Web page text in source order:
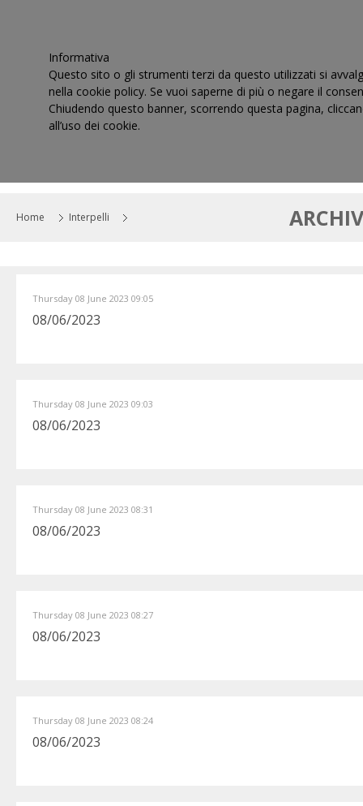
Home Interpelli
Thursday 08 June 2023 09:05
08/06/2023
Thursday 08 June 2023 09:03
08/06/2023
Thursday 08 June 2023 08:31
08/06/2023
Thursday 08 June 2023 08:27
08/06/2023
Thursday 08 June 2023 08:24
08/06/2023
Informativa
Questo sito o gli strumenti terzi da questo utilizzati si
nella cookie policy. Se vuoi saperne di più o negare il
Chiudendo questo banner, scorrendo questa pagina,
all’uso dei cookie.